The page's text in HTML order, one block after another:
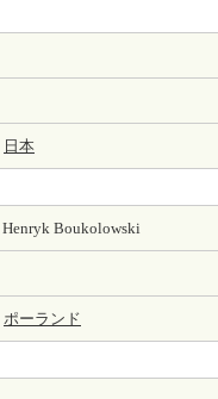
日本
Henryk Boukolowski
ポーランド